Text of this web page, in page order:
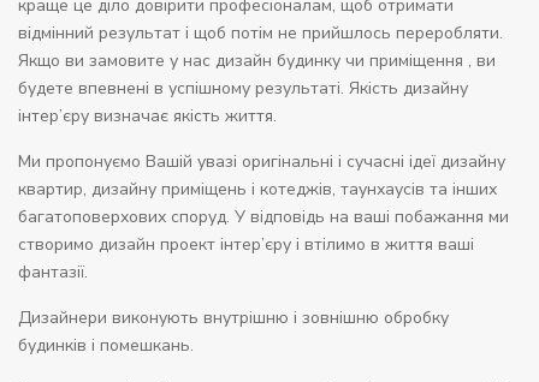
краще це діло довірити професіоналам, щоб отримати
відмінний результат і щоб потім не прийшлось переробляти.
Якщо ви замовите у нас дизайн будинку чи приміщення , ви
будете впевнені в успішному результаті. Якість дизайну
інтер’єру визначає якість життя.
Ми пропонуємо Вашій увазі оригінальні і сучасні ідеї дизайну
квартир, дизайну приміщень і котеджів, таунхаусів та інших
багатоповерхових споруд. У відповідь на ваші побажання ми
створимо дизайн проект інтер’єру і втілимо в життя ваші
фантазії.
Дизайнери виконують внутрішню і зовнішню обробку
будинків і помешкань.